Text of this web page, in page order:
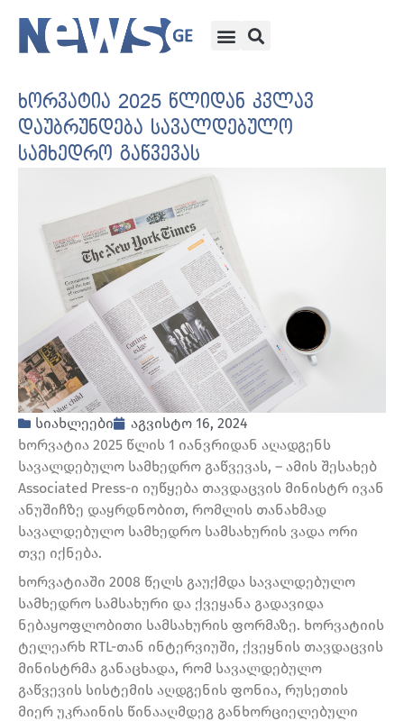
ხორვატია 2025 წლიდან კვლავ
დაუბრუნდება სავალდებულო
სამხედრო გაწვევას
სიახლეები
აგვისტო 16, 2024
ხორვატია 2025 წლის 1 იანვრიდან აღადგენს
სავალდებულო სამხედრო გაწვევას, – ამის შესახებ
Associated Press-ი იუწყება თავდაცვის მინისტრ ივან
ანუშიჩზე დაყრდნობით, რომლის თანახმად
სავალდებულო სამხედრო სამსახურის ვადა ორი
თვე იქნება.
ხორვატიაში 2008 წელს გაუქმდა სავალდებულო
სამხედრო სამსახური და ქვეყანა გადავიდა
ნებაყოფლობითი სამსახურის ფორმაზე. ხორვატიის
ტელეარხ RTL-თან ინტერვიუში, ქვეყნის თავდაცვის
მინისტრმა განაცხადა, რომ სავალდებულო
გაწვევის სისტემის აღდგენის ფონია, რუსეთის
მიერ უკრაინის წინააღმდეგ განხორციელებული